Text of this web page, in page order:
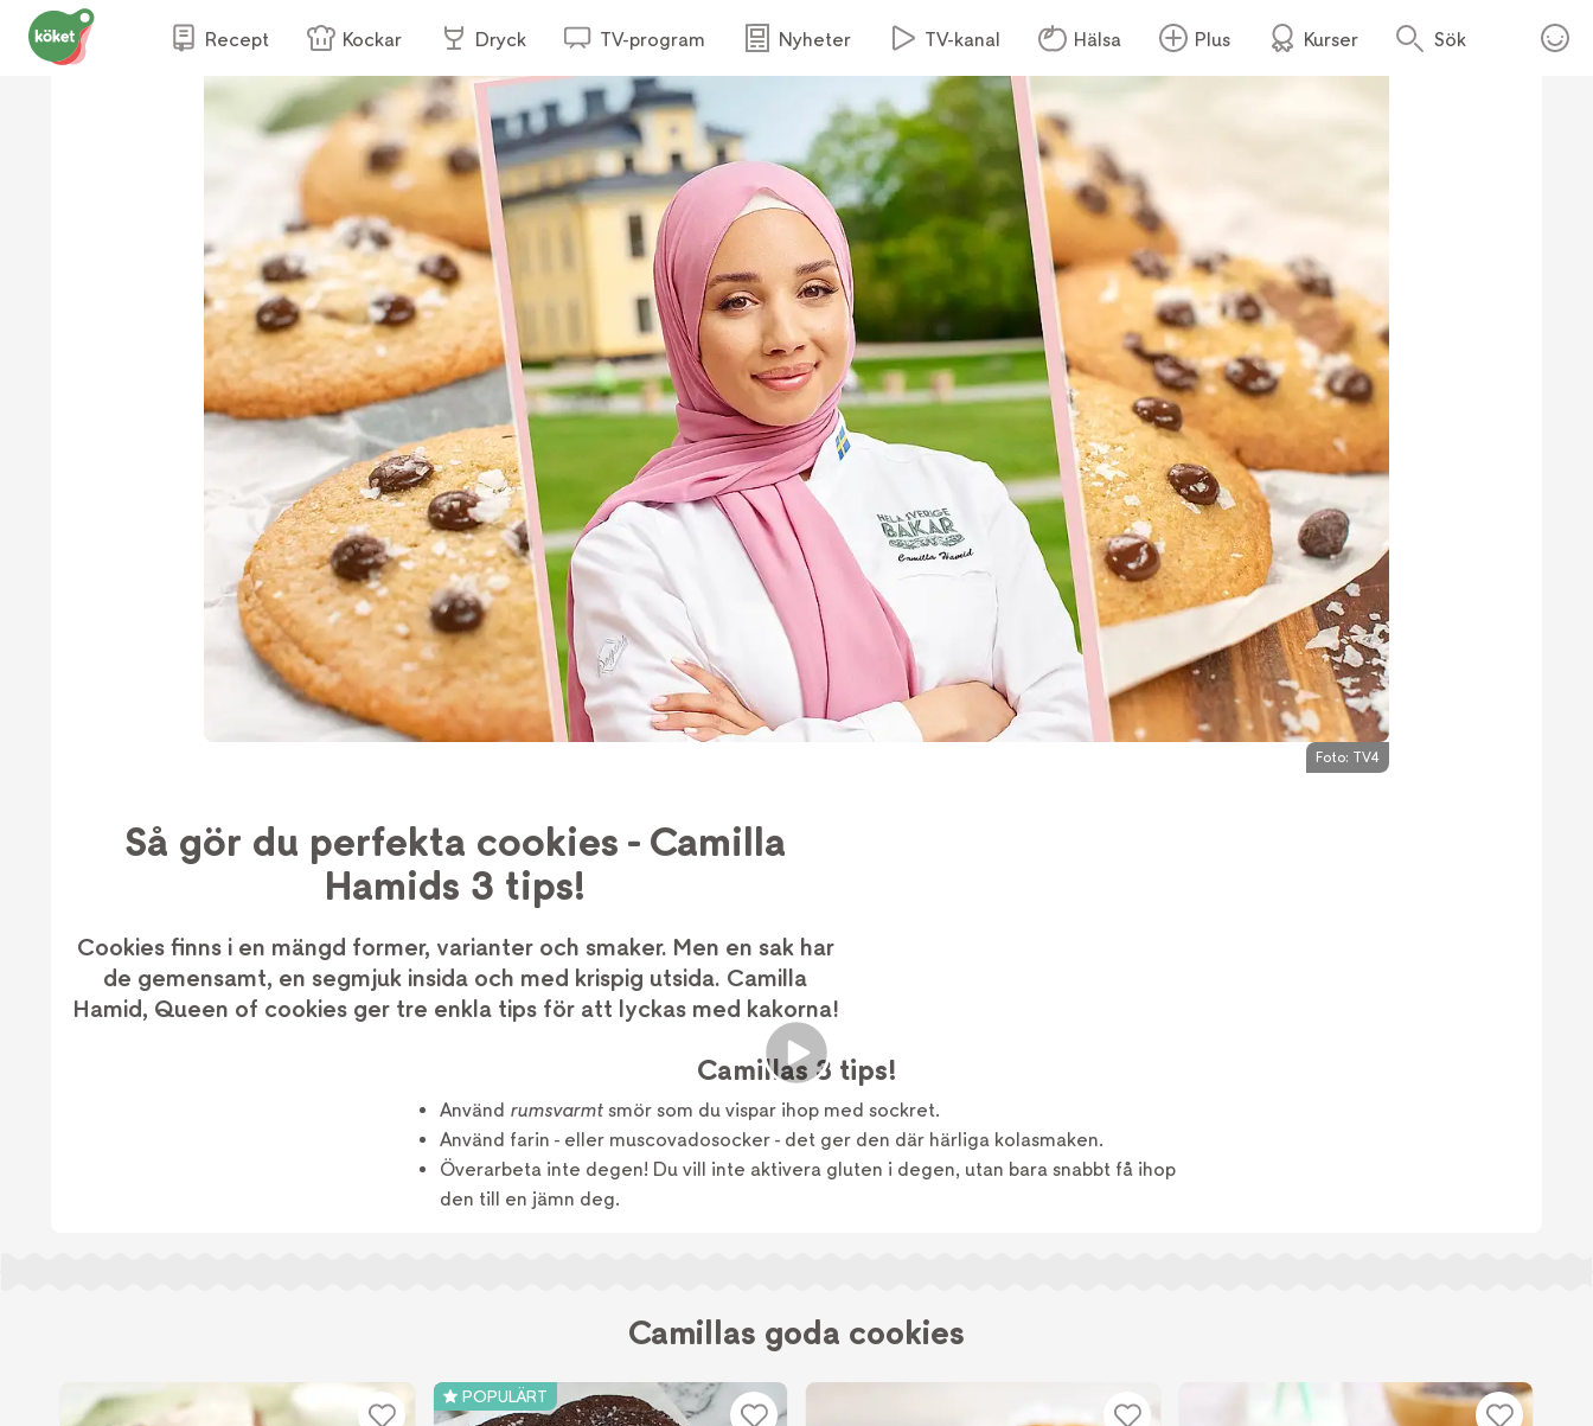
Recept Kockar Dryck TV-program Nyheter TV-kanal Hälsa Plus Kurser Sök
Foto: TV4
Så gör du perfekta cookies - Camilla
Hamids 3 tips!
Cookies finns i en mängd former, varianter och smaker. Men en sak har
de gemensamt, en segmjuk insida och med krispig utsida. Camilla
Hamid, Queen of cookies ger tre enkla tips för att lyckas med kakorna!
Camillas 3 tips!
Använd rumsvarmt smör som du vispar ihop med sockret.
Använd farin - eller muscovadosocker - det ger den där härliga kolasmaken.
Överarbeta inte degen! Du vill inte aktivera gluten i degen, utan bara snabbt få ihop
den till en jämn deg.
Camillas goda cookies
POPULÄRT